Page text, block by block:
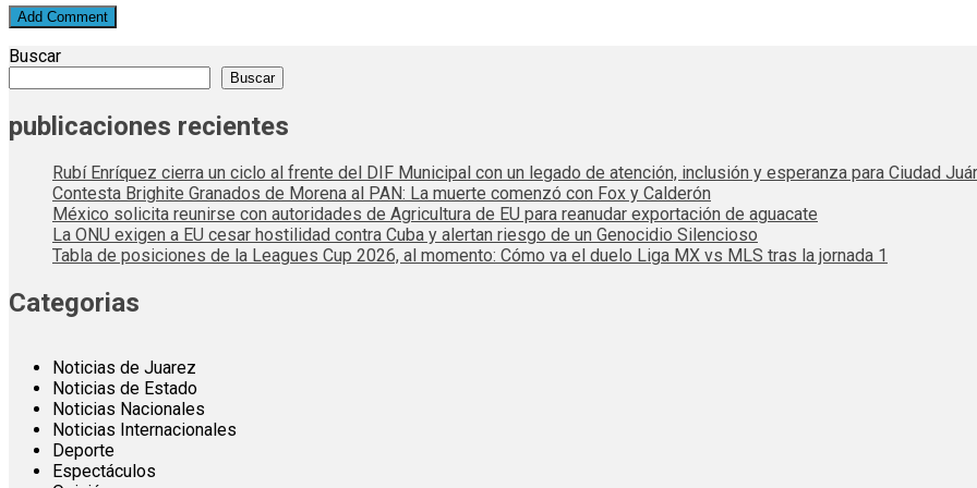
Buscar
Buscar
publicaciones recientes
Rubí Enríquez cierra un ciclo al frente del DIF Municipal con un legado de atención, inclusión y esperanza para Ciudad
Contesta Brighite Granados de Morena al PAN: La muerte comenzó con Fox y Calderón
México solicita reunirse con autoridades de Agricultura de EU para reanudar exportación de aguacate
La ONU exigen a EU cesar hostilidad contra Cuba y alertan riesgo de un Genocidio Silencioso
Tabla de posiciones de la Leagues Cup 2026, al momento: Cómo va el duelo Liga MX vs MLS tras la jornada 1
Categorias
Noticias de Juarez
Noticias de Estado
Noticias Nacionales
Noticias Internacionales
Deporte
Espectáculos